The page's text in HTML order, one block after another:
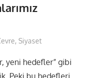
,Siyaset
yeni hedefler” gibi